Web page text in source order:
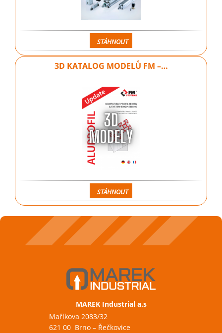
STÁHNOUT
3D KATALOG MODELŮ FM –…
STÁHNOUT
MAREK Industrial a.s
Maříkova 2083/32
621 00 Brno – Řečkovice